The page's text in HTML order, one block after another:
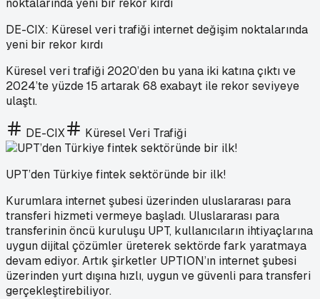
DE-CIX: Küresel veri trafiği internet değişim noktalarında
yeni bir rekor kırdı
Küresel veri trafiği 2020’den bu yana iki katına çıktı ve
2024’te yüzde 15 artarak 68 exabayt ile rekor seviyeye
ulaştı.
DE-CIX Küresel Veri Trafiği
UPT’den Türkiye fintek sektöründe bir ilk!
Kurumlara internet şubesi üzerinden uluslararası para
transferi hizmeti vermeye başladı. Uluslararası para
transferinin öncü kuruluşu UPT, kullanıcıların ihtiyaçlarına
uygun dijital çözümler üreterek sektörde fark yaratmaya
devam ediyor. Artık şirketler UPTION’ın internet şubesi
üzerinden yurt dışına hızlı, uygun ve güvenli para transferi
gerçekleştirebiliyor.